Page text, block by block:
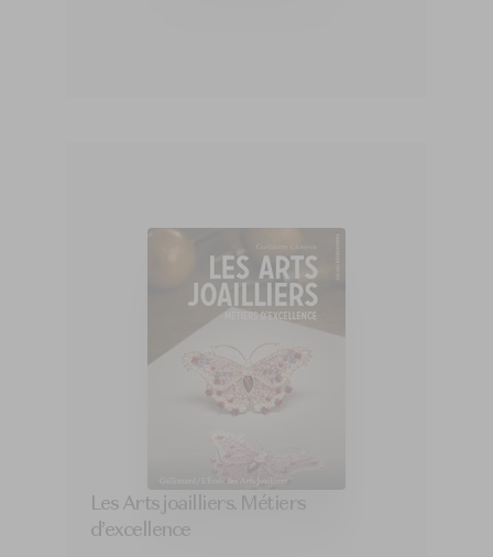
Les Arts joailliers. Métiers
d’excellence